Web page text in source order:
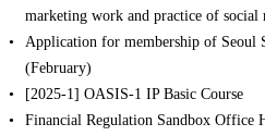
marketing work and practice of
Application for membership of Seoul
(February)
[2025-1] OASIS-1 IP Basic Course
Financial Regulation Sandbox Office